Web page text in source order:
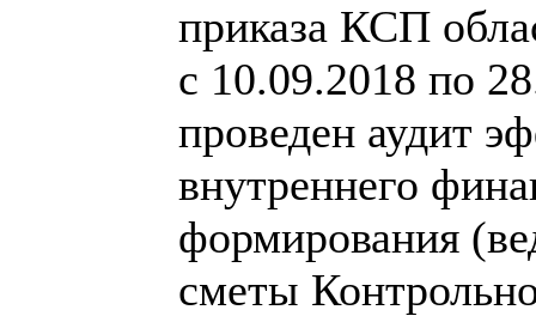
приказа КСП
с 10.09.2018 по
проведен аудит
внутреннего
формирования
сметы